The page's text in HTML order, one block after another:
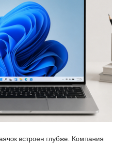
встроен глубже. Компания